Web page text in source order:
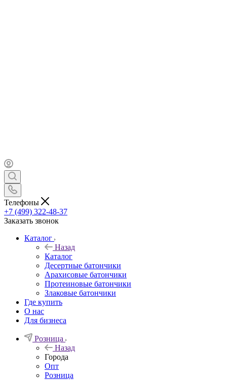
Телефоны
+7 (499) 322-48-37
Заказать звонок
Каталог
Назад
Каталог
Десертные батончики
Арахисовые батончики
Протеиновые батончики
Злаковые батончики
Где купить
О нас
Для бизнеса
Розница
Назад
Города
Опт
Розница